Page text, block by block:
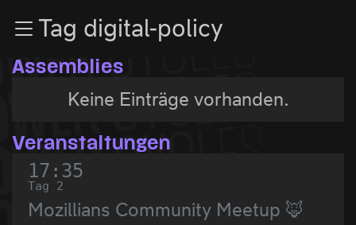
Zum InhaltTag digital-policy
Assemblies
Keine Einträge vorhanden.
Veranstaltungen
17:35
Tag 2
Mozillians Community Meetup 🦊